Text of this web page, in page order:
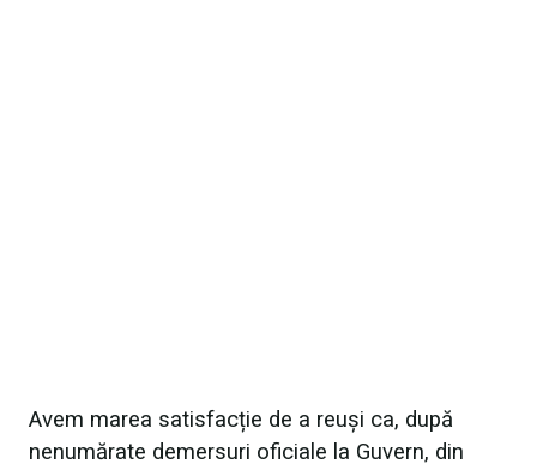
Avem marea satisfacție de a reuși ca, după
nenumărate demersuri oficiale la Guvern, din